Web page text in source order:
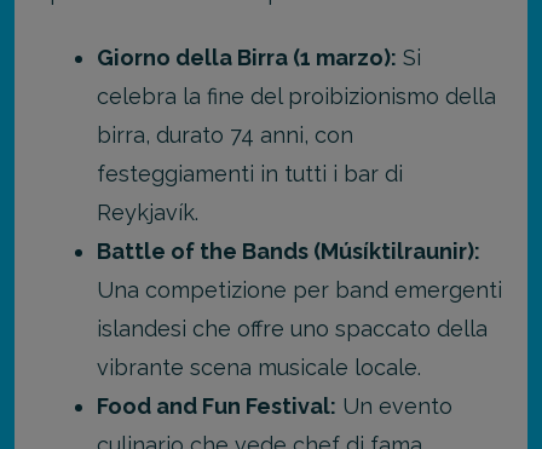
Giorno della Birra (1 marzo): Si
celebra la fine del proibizionismo della
birra, durato 74 anni, con
festeggiamenti in tutti i bar di
Reykjavík.
Battle of the Bands (Músíktilraunir):
Una competizione per band emergenti
islandesi che offre uno spaccato della
vibrante scena musicale locale.
Food and Fun Festival: Un evento